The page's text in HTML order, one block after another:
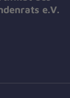
e.V.